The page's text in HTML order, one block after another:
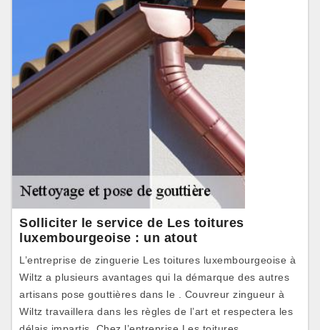
Solliciter le service de Les toitures
luxembourgeoise : un atout
L’entreprise de zinguerie Les toitures luxembourgeoise à
Wiltz a plusieurs avantages qui la démarque des autres
artisans pose gouttières dans le . Couvreur zingueur à
Wiltz travaillera dans les règles de l’art et respectera les